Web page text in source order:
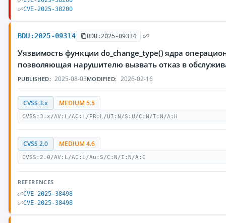
CVE-2025-38200
BDU:2025-09314 BDU:2025-09314
Уязвимость функции do_change_type() ядра
позволяющая нарушителю вызвать отказ в
PUBLISHED: 2025-08-03MODIFIED: 2026-02-16
CVSS 3.x MEDIUM 5.5
CVSS:3.x/AV:L/AC:L/PR:L/UI:N/S:U/C:N/I:N/A:H
CVSS 2.0 MEDIUM 4.6
CVSS:2.0/AV:L/AC:L/Au:S/C:N/I:N/A:C
REFERENCES
CVE-2025-38498
CVE-2025-38498